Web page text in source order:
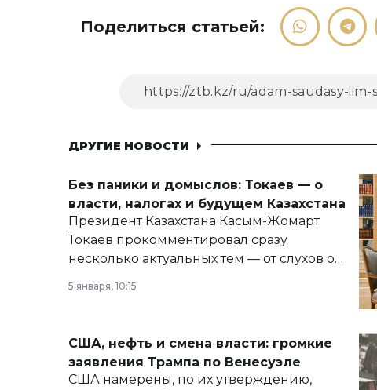
Поделиться статьей:
ДРУГИЕ НОВОСТИ
Без паники и домыслов: Токаев — о
власти, налогах и будущем Казахстана
Президент Казахстана Касым-Жомарт
Токаев прокомментировал сразу
несколько актуальных тем — от слухов о
армии, экономики и личного здоровья.
5 января, 10:15
США, нефть и смена власти: громкие
заявления Трампа по Венесуэле
США намерены, по их утверждению,